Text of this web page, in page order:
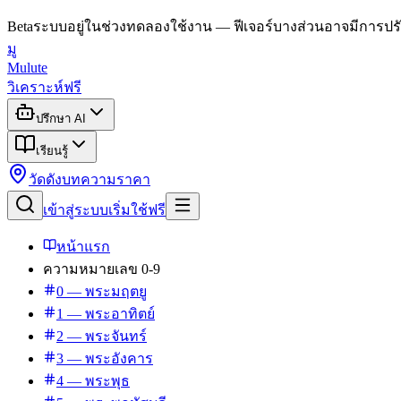
Betaระบบอยู่ในช่วงทดลองใช้งาน — ฟีเจอร์บางส่วนอาจมีการป
มู
Mulute
วิเคราะห์ฟรี
ปรึกษา AI
เรียนรู้
วัดดังบทความราคา
เข้าสู่ระบบเริ่มใช้ฟรี
หน้าแรก
ความหมายเลข 0-9
0 — พระมฤตยู
1 — พระอาทิตย์
2 — พระจันทร์
3 — พระอังคาร
4 — พระพุธ